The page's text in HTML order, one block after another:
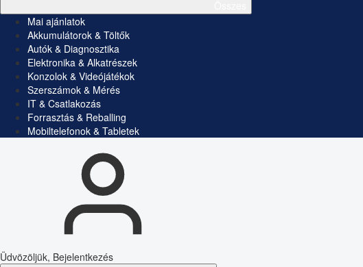
Mai ajánlatok
Akkumulátorok & Töltők
Autók & Diagnosztika
Elektronika & Alkatrészek
Konzolok & Videójátékok
Szerszámok & Mérés
IT & Csatlakozás
Forrasztás & Reballing
Mobiltelefonok & Tabletek
Üdvözöljük, Bejelentkezés